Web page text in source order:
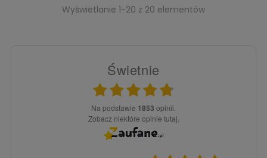
Wyświetlanie 1-20 z 20 elementów
Świetnie
Na podstawie 1853 opinii.
Zobacz niektóre opinie tutaj.